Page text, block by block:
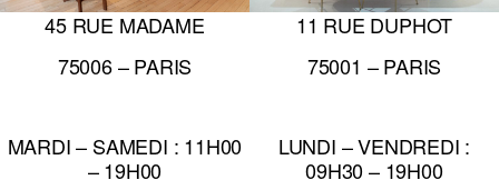
45 RUE MADAME
75006 – PARIS
MARDI – SAMEDI : 11H00
– 19H00
11 RUE DUPHOT
75001 – PARIS
LUNDI – VENDREDI :
09H30 – 19H00